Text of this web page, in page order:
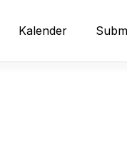
Kalender